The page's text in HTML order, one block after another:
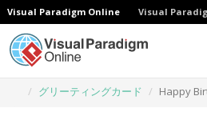
Visual Paradigm Online Visual
グリーティングカード
Happy